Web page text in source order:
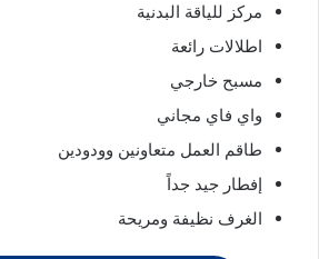
مركز للياقة البدنية
اطلالات رائعة
مسبح خارجي
واي فاي مجاني
طاقم العمل متعاونين وودودين
إفطار جيد جداً
الغرف نظيفة ومريحة